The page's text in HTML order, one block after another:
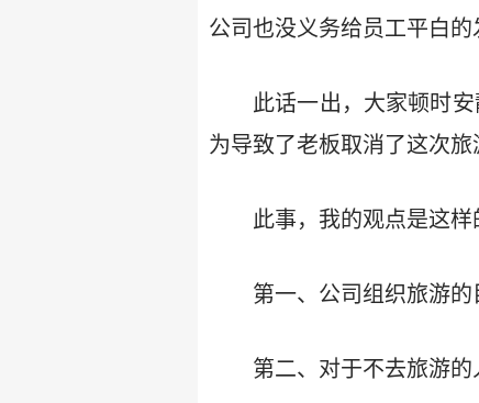
公司也没义务给员工平白
此话一出，大家顿时
为导致了老板取消了这次旅
此事，我的观点是这样
第一、公司组织旅游
第二、对于不去旅游